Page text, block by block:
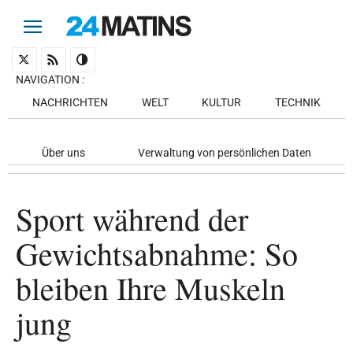
NAVIGATION :
NACHRICHTEN
WELT KULTUR TECHNIK
Über uns Verwaltung von persönlichen Daten
Sport während der
Gewichtsabnahme: So
bleiben Ihre Muskeln
jung